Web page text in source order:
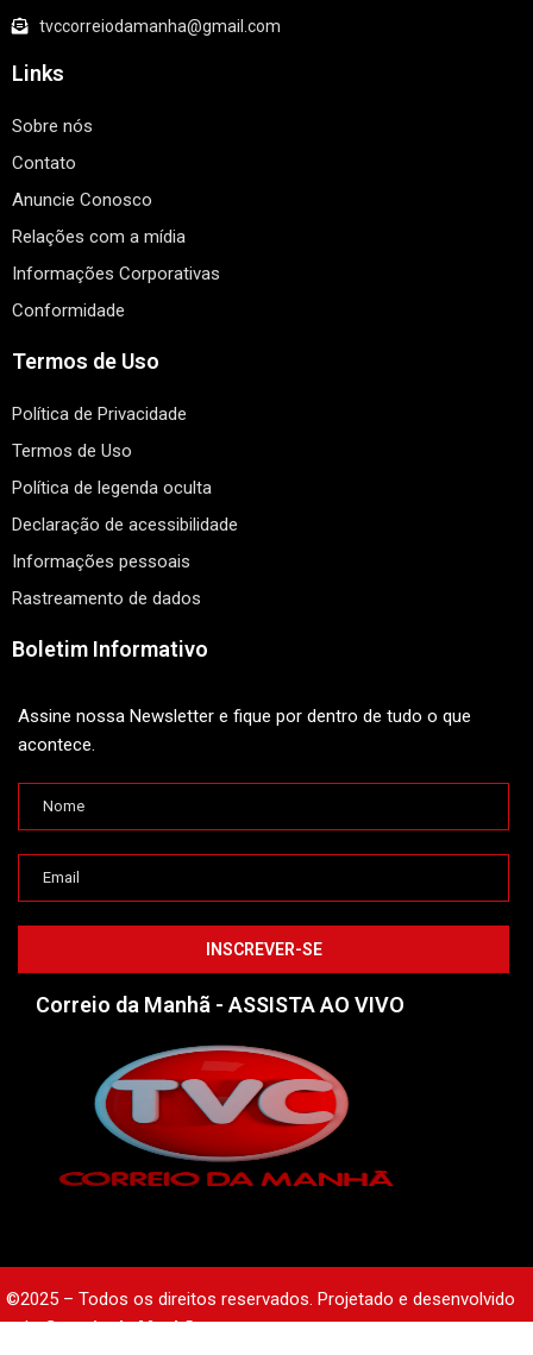
tvccorreiodamanha@gmail.com
Links
Sobre nós
Contato
Anuncie Conosco
Relações com a mídia
Informações Corporativas
Conformidade
Termos de Uso
Política de Privacidade
Termos de Uso
Política de legenda oculta
Declaração de acessibilidade
Informações pessoais
Rastreamento de dados
Boletim Informativo
Assine nossa Newsletter e fique por dentro de tudo o que
acontece.
Correio da Manhã - ASSISTA AO VIVO
©2025 – Todos os direitos reservados. Projetado e desenvolvido
peloCorreio da Manhã.